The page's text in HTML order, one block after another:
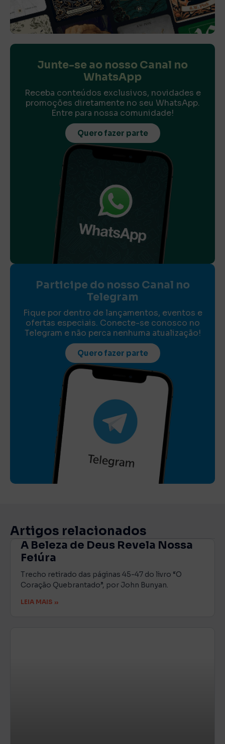
Junte-se ao nosso Canal no
WhatsApp
Receba conteúdos exclusivos, novidades e
promoções diretamente no seu WhatsApp.
Entre para nossa comunidade!
Quero fazer parte
Participe do nosso Canal no
Telegram
Fique por dentro de lançamentos, eventos e
ofertas especiais. Conecte-se conosco no
Telegram e não perca nenhuma atualização!
Quero fazer parte
Artigos relacionados
A Beleza de Deus Revela Nossa
Feiúra
Trecho retirado das páginas 45-47 do livro “O
Coração Quebrantado”, por John Bunyan.
LEIA MAIS »